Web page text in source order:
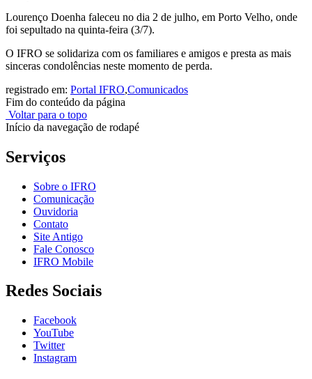
Lourenço Doenha faleceu no dia 2 de julho, em Porto Velho, onde
foi sepultado na quinta-feira (3/7).
O IFRO se solidariza com os familiares e amigos e presta as mais
sinceras condolências neste momento de perda.
registrado em: Portal IFRO,Comunicados
Fim do conteúdo da página
Voltar para o topo
Início da navegação de rodapé
Serviços
Sobre o IFRO
Comunicação
Ouvidoria
Contato
Site Antigo
Fale Conosco
IFRO Mobile
Redes Sociais
Facebook
YouTube
Twitter
Instagram